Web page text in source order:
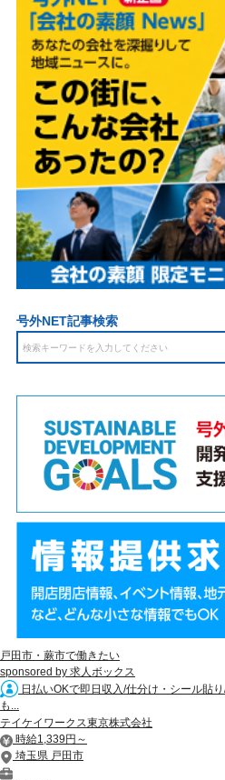
号外NET記事検索
戸田市・蕨市で働きたい
sponsored by 求人ボックス
日払いOKで即日収入/仕分け・シール貼
も...
テイケイワークス東京株式会社
時給1,339円～
埼玉県 戸田市